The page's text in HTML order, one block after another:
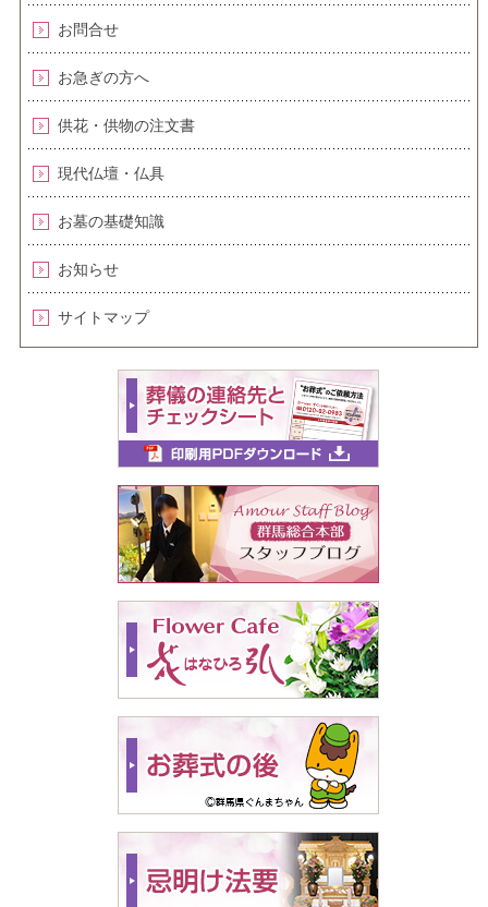
お問合せ
お急ぎの方へ
供花・供物の注文書
現代仏壇・仏具
お墓の基礎知識
お知らせ
サイトマップ